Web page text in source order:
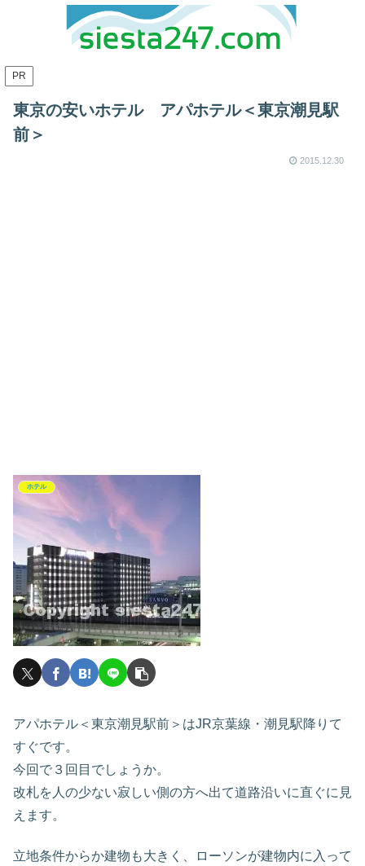
PR
東京の安いホテル アパホテル＜東京潮見駅
前＞
2015.12.30
ホテル
アパホテル＜東京潮見駅前＞はJR京葉線・潮見駅降りて
すぐです。
今回で３回目でしょうか。
改札を人の少ない寂しい側の方へ出て道路沿いに直ぐに見
えます。
立地条件からか建物も大きく、ローソンが建物内に入って